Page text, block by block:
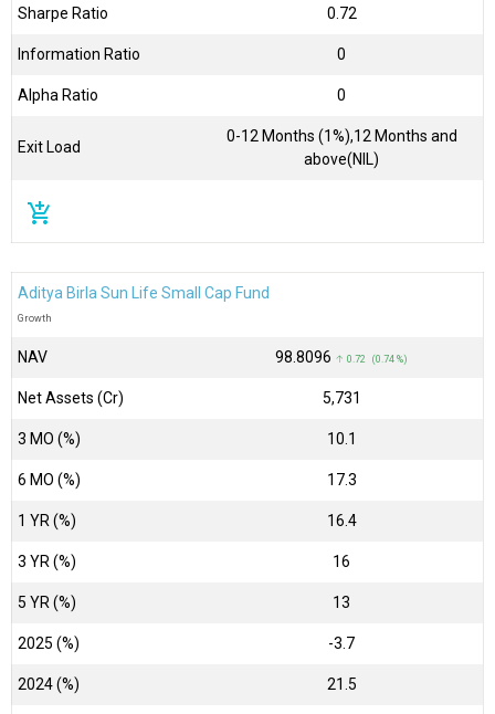
Sharpe Ratio 0.72
Information Ratio 0
Alpha Ratio 0
Exit Load
0-12 Months (1%),12 Months and
above(NIL)
add_shopping_cart
Aditya Birla Sun Life Small Cap Fund
Growth
NAV ₹98.8096 ↑ 0.72 (0.74 %)
Net Assets (Cr) ₹5,731
3 MO (%) 10.1
6 MO (%) 17.3
1 YR (%) 16.4
3 YR (%) 16
5 YR (%) 13
2025 (%) -3.7
2024 (%) 21.5